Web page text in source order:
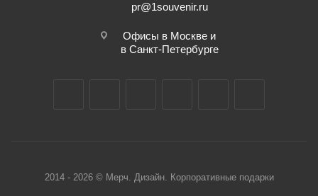
pr@1souvenir.ru
Офисы в Москве и
в Санкт-Петербурге
2014 - 2026 © Мерч. Дизайн. Корпоративные подарки